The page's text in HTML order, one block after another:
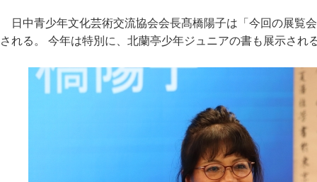
日中青少年文化芸術交流協会会長髙橋陽子は「今回の展覧
される。 今年は特別に、北蘭亭少年ジュニアの書も展示され